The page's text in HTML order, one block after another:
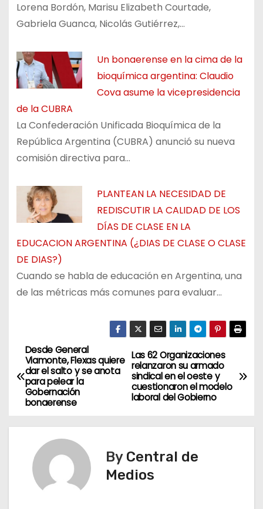
Lorena Bordón, Marisu Elizabeth Courtade,
Gabriela Guanca, Nicolás Gutiérrez,…
Un bonaerense en la cima de la
bioquímica argentina: Claudio
Cova asume la vicepresidencia
de la CUBRA
La Confederación Unificada Bioquímica de la
República Argentina (CUBRA) anunció su nueva
comisión directiva para…
PLANTEAN LA NECESIDAD DE
REDISCUTIR LA CALIDAD DE LOS
DÍAS DE CLASE EN LA
EDUCACION ARGENTINA (¿DIAS DE CLASE O CLASE
DE DIAS?)
Cuando se habla de educación en Argentina, una
de las métricas más comunes para evaluar…
N
a
v
e
Las 62 Organizaciones
relanzaron su armado
sindical en el oeste y
cuestionaron el modelo
laboral del Gobierno
Desde General
Viamonte, Flexas quiere
dar el salto y se anota
para pelear la
Gobernación
bonaerense
By Central de
Medios